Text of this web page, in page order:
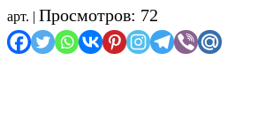
арт. | Просмотров: 72